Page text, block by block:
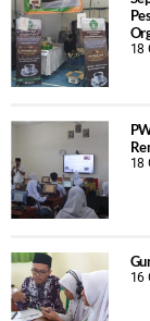
18
18
16